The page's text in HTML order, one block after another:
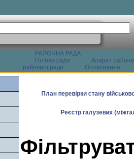
РАЙОННА РАДА
Голова ради
Апарат
районної ради
Оголошення
План перевірки стану
Реєстр галузевих